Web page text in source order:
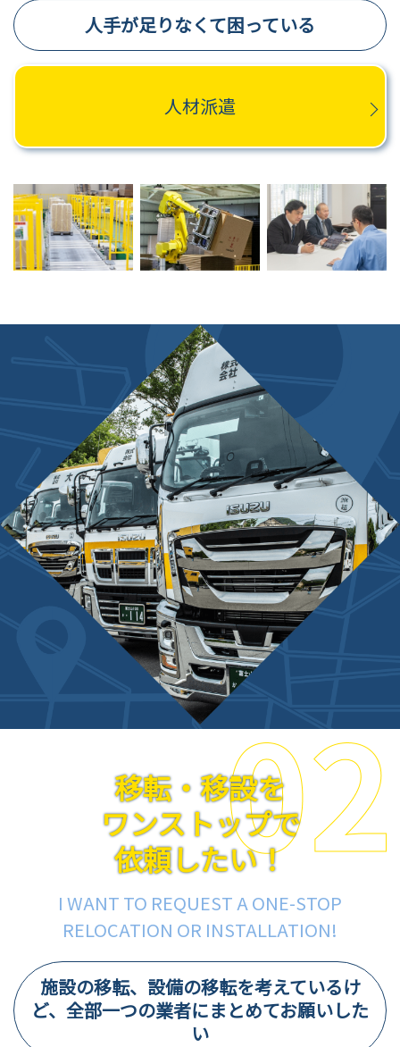
人手が足りなくて困っている
人材派遣
移転・移設を
ワンストップで
依頼したい！
I WANT TO REQUEST A ONE-STOP
RELOCATION OR INSTALLATION!
施設の移転、設備の移転を考えているけ
ど、 全部一つの業者にまとめてお願いした
い